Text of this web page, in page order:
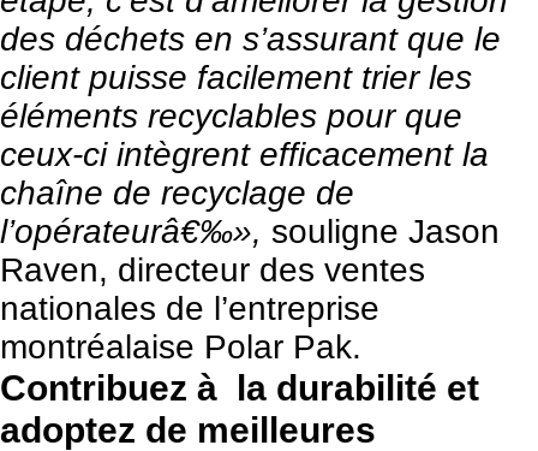
des déchets en s’assurant que le
client puisse facilement trier les
éléments recyclables pour que
ceux-ci intègrent efficacement la
chaîne de recyclage de
l’opérateurâ€‰», souligne Jason
Raven, directeur des ventes
nationales de l’entreprise
montréalaise Polar Pak.
Contribuez à la durabilité et
adoptez de meilleures